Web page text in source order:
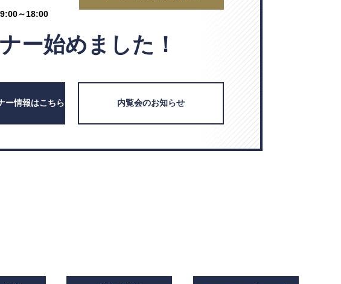
～18:00
ー始めました！
ー情報はこちら 内覧会のお知らせ